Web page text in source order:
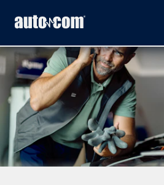
Produkter
Kundanpassade lösningar
Distributörer